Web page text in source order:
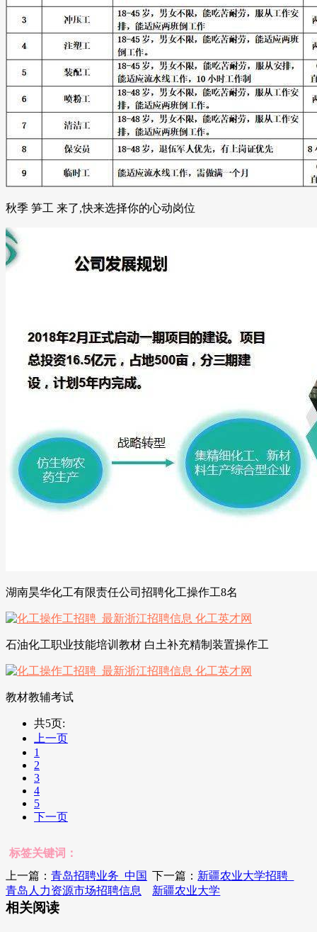
秋季 笋工 来了,快来选择你的心动岗位
湖南昊华化工有限责任公司招聘化工操作工8名
石油化工职业技能培训教材 白土补充精制装置操作工
教材教辅考试
共5页:
上一页
1
2
3
4
5
下一页
标签关键词：
上一篇： 青岛招聘业务_中国
青岛人力资源市场招聘信息
下一篇： 新疆农业大学招聘_
新疆农业大学
相关阅读